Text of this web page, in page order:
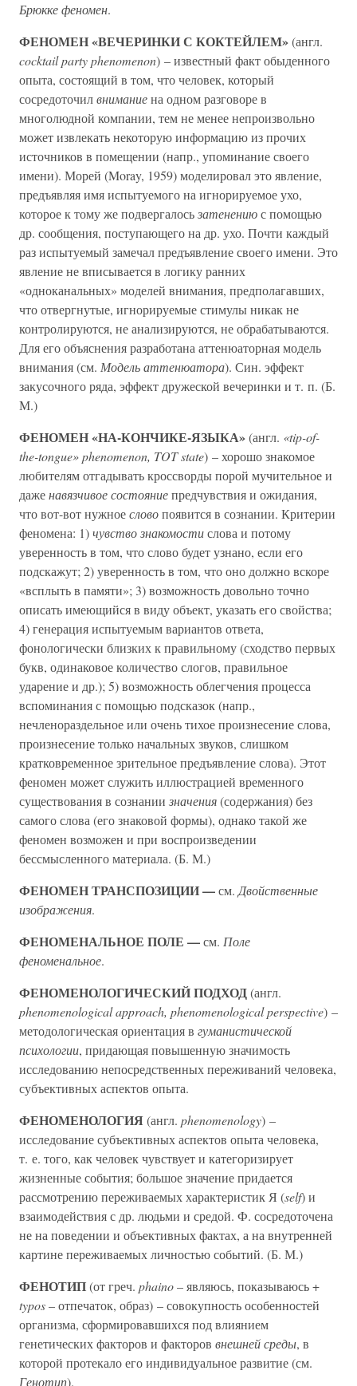
Брюкке феномен.
ФЕНОМЕН «ВЕЧЕРИНКИ С КОКТЕЙЛЕМ»(англ.
cocktail party phenomenon) – известный факт обыденного
опыта, состоящий в том, что человек, который
сосредоточилвниманиена одном разговоре в
многолюдной компании, тем не менее непроизвольно
может извлекать некоторую информацию из прочих
источников в помещении (напр., упоминание своего
имени). Морей (Moray, 1959) моделировал это явление,
предъявляя имя испытуемого на игнорируемое ухо,
которое к тому же подвергалосьзатенениюс помощью
др. сообщения, поступающего на др. ухо. Почти каждый
раз испытуемый замечал предъявление своего имени. Это
явление не вписывается в логику ранних
«одноканальных» моделей внимания, предполагавших,
что отвергнутые, игнорируемые стимулы никак не
контролируются, не анализируются, не обрабатываются.
Для его объяснения разработана аттенюаторная модель
внимания (см. Модель аттенюатора). Син. эффект
закусочного ряда, эффект дружеской вечеринки и т. п. (Б.
М.)
ФЕНОМЕН «НА-КОНЧИКЕ-ЯЗЫКА»(англ. «tip-of-
the-tongue» phenomenon, TOT state) – хорошо знакомое
любителям отгадывать кроссворды порой мучительное и
даженавязчивое состояниепредчувствия и ожидания,
что вот-вот нужноесловопоявится в сознании. Критерии
феномена: 1)чувство знакомостислова и потому
уверенность в том, что слово будет узнано, если его
подскажут; 2) уверенность в том, что оно должно вскоре
«всплыть в памяти»; 3) возможность довольно точно
описать имеющийся в виду объект, указать его свойства;
4) генерация испытуемым вариантов ответа,
фонологически близких к правильному (сходство первых
букв, одинаковое количество слогов, правильное
ударение и др.); 5) возможность облегчения процесса
вспоминания с помощью подсказок (напр.,
нечленораздельное или очень тихое произнесение слова,
произнесение только начальных звуков, слишком
кратковременное зрительное предъявление слова). Этот
феномен может служить иллюстрацией временного
существования в сознании значения(содержания) без
самого слова (его знаковой формы), однако такой же
феномен возможен и при воспроизведении
бессмысленного материала. (Б. М.)
ФЕНОМЕН ТРАНСПОЗИЦИИ —см. Двойственные
изображения.
ФЕНОМЕНАЛЬНОЕ ПОЛЕ —см. Поле
феноменальное.
ФЕНОМЕНОЛОГИЧЕСКИЙ ПОДХОД(англ.
phenomenological approach, phenomenological perspective) –
методологическая ориентация в гуманистической
психологии, придающая повышенную значимость
исследованию непосредственных переживаний человека,
субъективных аспектов опыта.
ФЕНОМЕНОЛОГИЯ(англ. phenomenology) –
исследование субъективных аспектов опыта человека,
т. е. того, как человек чувствует и категоризирует
жизненные события; большое значение придается
рассмотрению переживаемых характеристик Я (self) и
взаимодействия с др. людьми и средой. Ф. сосредоточена
не на поведении и объективных фактах, а на внутренней
картине переживаемых личностью событий. (Б. М.)
ФЕНОТИП(от греч. phaino– являюсь, показываюсь +
typos– отпечаток, образ) – совокупность особенностей
организма, сформировавшихся под влиянием
генетических факторов и факторов внешней среды, в
которой протекало его индивидуальное развитие (см.
Генотип).